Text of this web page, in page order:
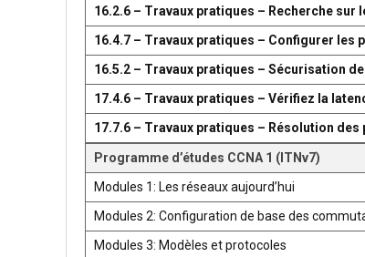
16.2.6 – Travaux pratiques – Recherche
16.4.7 – Travaux pratiques – Configurer les
16.5.2 – Travaux pratiques – Sécurisation
17.4.6 – Travaux pratiques – Vérifiez la
17.7.6 – Travaux pratiques – Résolution
Programme d’études CCNA 1 (ITNv7)
Modules 1: Les réseaux aujourd’hui
Modules 2: Configuration de base des
Modules 3: Modèles et protocoles